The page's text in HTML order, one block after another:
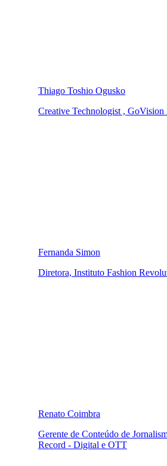
Thiago Toshio Ogusko
Creative Technologist , GoVision
Fernanda Simon
Diretora, Instituto Fashion
Renato Coimbra
Gerente de Conteúdo de
Record - Digital e OTT